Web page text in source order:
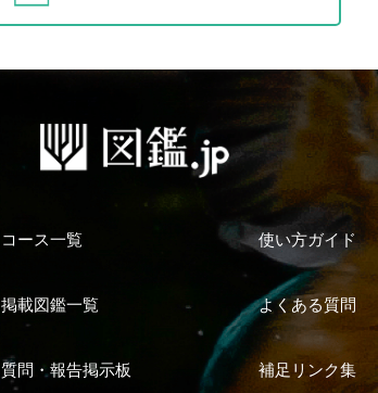
コース一覧 使い方ガイド
掲載図鑑一覧 よくある質問
質問・報告掲示板 補足リンク集